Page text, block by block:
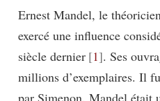
Ernest Mandel, le
exercé une influence
siècle dernier 1 . Ses
millions d’exemplaires. Il
par Simenon. Mandel était